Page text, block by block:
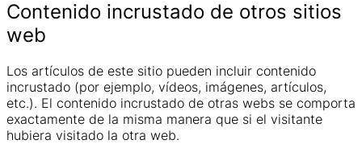
Contenido incrustado de otros sitios
web
Los artículos de este sitio pueden incluir contenido
incrustado (por ejemplo, vídeos, imágenes, artículos,
etc.). El contenido incrustado de otras webs se comporta
exactamente de la misma manera que si el visitante
hubiera visitado la otra web.